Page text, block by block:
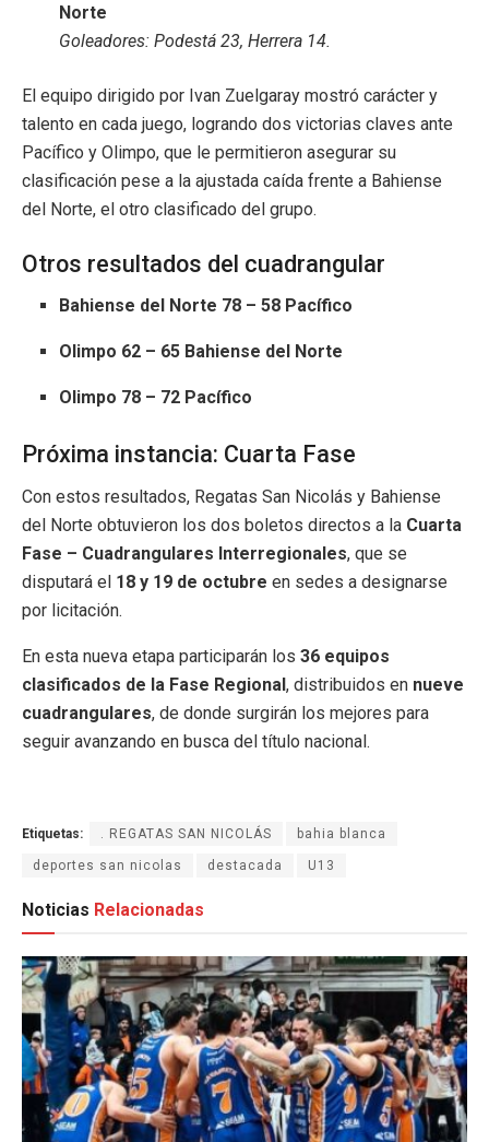
Norte
Goleadores: Podestá 23, Herrera 14.
El equipo dirigido por Ivan Zuelgaray mostró carácter y
talento en cada juego, logrando dos victorias claves ante
Pacífico y Olimpo, que le permitieron asegurar su
clasificación pese a la ajustada caída frente a Bahiense
del Norte, el otro clasificado del grupo.
Otros resultados del cuadrangular
Bahiense del Norte 78 – 58 Pacífico
Olimpo 62 – 65 Bahiense del Norte
Olimpo 78 – 72 Pacífico
Próxima instancia: Cuarta Fase
Con estos resultados, Regatas San Nicolás y Bahiense
del Norte obtuvieron los dos boletos directos a la Cuarta
Fase – Cuadrangulares Interregionales, que se
disputará el 18 y 19 de octubre en sedes a designarse
por licitación.
En esta nueva etapa participarán los 36 equipos
clasificados de la Fase Regional , distribuidos en nueve
cuadrangulares, de donde surgirán los mejores para
seguir avanzando en busca del título nacional.
Etiquetas: . REGATAS SAN NICOLÁS bahia blanca
deportes san nicolas destacada U13
Noticias Relacionadas